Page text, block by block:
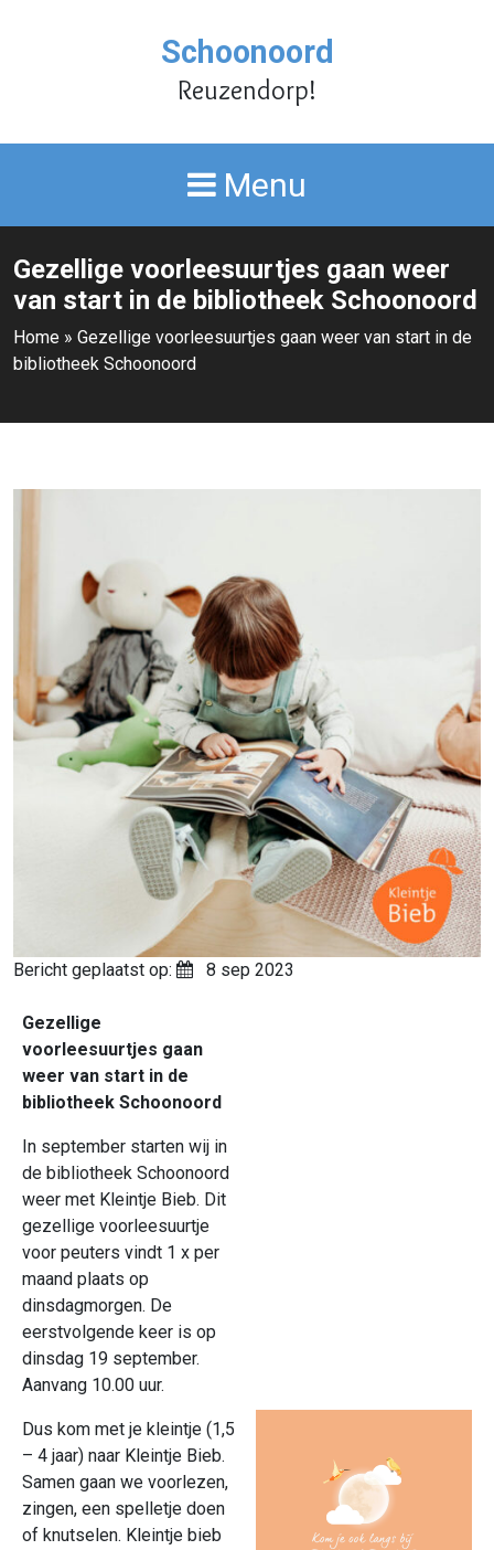
Schoonoord
Reuzendorp!
Menu
Gezellige voorleesuurtjes gaan weer
van start in de bibliotheek Schoonoord
Home » Gezellige voorleesuurtjes gaan weer van start in de
bibliotheek Schoonoord
Bericht geplaatst op: 8 sep 2023
Gezellige
voorleesuurtjes gaan
weer van start in de
bibliotheek Schoonoord
In september starten wij in
de bibliotheek Schoonoord
weer met Kleintje Bieb. Dit
gezellige voorleesuurtje
voor peuters vindt 1 x per
maand plaats op
dinsdagmorgen. De
eerstvolgende keer is op
dinsdag 19 september.
Aanvang 10.00 uur.
Dus kom met je kleintje (1,5
– 4 jaar) naar Kleintje Bieb.
Samen gaan we voorlezen,
zingen, een spelletje doen
of knutselen. Kleintje bieb